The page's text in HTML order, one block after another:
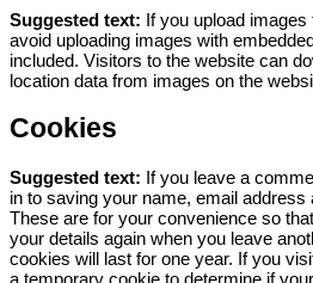
Suggested text: If you upload
avoid uploading images with
included. Visitors to the website can
location data from images on the
Cookies
Suggested text: If you leave a
in to saving your name, email address
These are for your convenience so
your details again when you leave
cookies will last for one year. If you
a temporary cookie to determine if